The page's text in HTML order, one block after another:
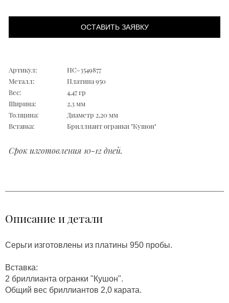
ОСТАВИТЬ ЗАЯВКУ
Артикул:
НС-3549877
Металл:
Платина 950
Вес:
4,47 гр
Ширина:
2,3 мм
Толщина:
Диаметр 2,20 мм
Вставка:
Бриллиант огранки "Кушон"
Срок изготовления 10-12 дней.
Описание и детали
Серьги изготовлены из платины 950 пробы.
Вставка:
2 бриллианта огранки "Кушон".
Общий вес бриллиантов 2,0 карата.